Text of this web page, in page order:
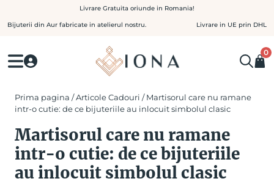
to
Livrare Gratuita oriunde in Romania!
Bijuterii din Aur fabricate in atelierul nostru. Livrare in UE prin DHL
0
Prima pagina /Articole Cadouri / Martisorul care nu ramane
intr-o cutie: de ce bijuteriile au inlocuit simbolul clasic
Martisorul care nu ramane
intr-o cutie: de ce bijuteriile
au inlocuit simbolul clasic